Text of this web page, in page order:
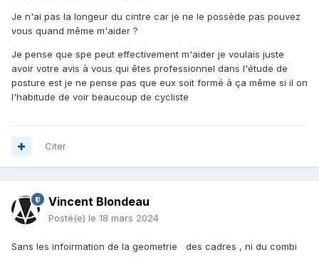
Je n'ai pas la longeur du cintre car je ne le possède pas pouvez
vous quand même m'aider ?
Je pense que spe peut effectivement m'aider je voulais juste
avoir votre avis à vous qui êtes professionnel dans l'étude de
posture est je ne pense pas que eux soit formé à ça même si il on
l'habitude de voir beaucoup de cycliste
Citer
Vincent Blondeau
Posté(e) le 18 mars 2024
Sans les infoirmation de la geometrie des cadres , ni du combi